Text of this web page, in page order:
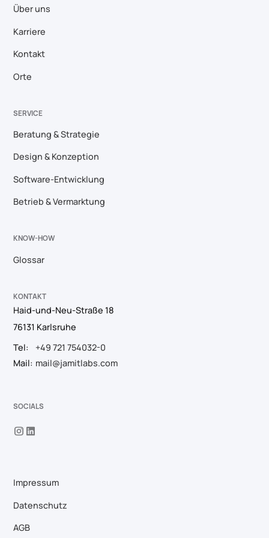
Über uns
Karriere
Kontakt
Orte
SERVICE
Beratung & Strategie
Design & Konzeption
Software-Entwicklung
Betrieb & Vermarktung
KNOW-HOW
Glossar
KONTAKT
Haid-und-Neu-Straße 18
76131 Karlsruhe
Tel:
+49 721 754032-0
Mail: mail@jamitlabs.com
SOCIALS
Impressum
Datenschutz
AGB